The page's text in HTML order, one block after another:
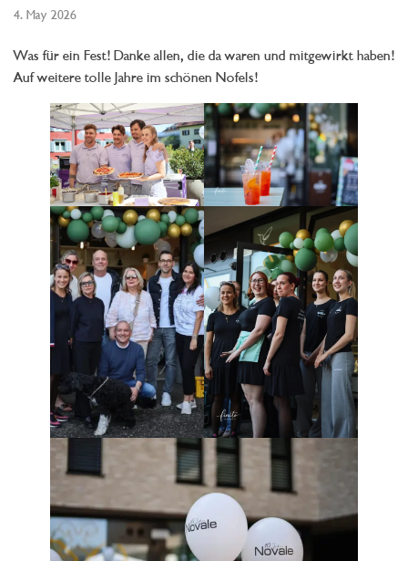
4. May 2026
Was für ein Fest! Danke allen, die da waren und mitgewirkt haben!
Auf weitere tolle Jahre im schönen Nofels!